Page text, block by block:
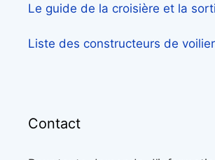
Le guide de la croisière et la
Liste des constructeurs de voilier
Contact